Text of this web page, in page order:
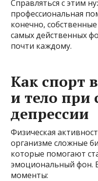
Справляться с этим
профессиональная
конечно,
самых действенных
почти каждому.
Как спорт
и тело при
депрессии
Физическая
организме сложные
которые помогают
эмоциональный фон.
моменты: